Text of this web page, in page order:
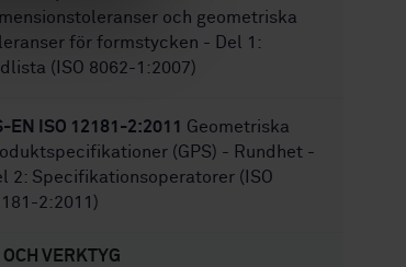
och geometriska
för formstycken - Del 1:
(ISO 8062-1:2007)
EN ISO 12181-2:2011
Geometriska
(GPS) - Rundhet -
2: Specifikationsoperatorer (ISO
2:2011)
OCH VERKTYG